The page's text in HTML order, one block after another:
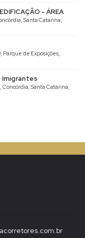
- ÁREA
Santa Catarina,
Parque de Exposições,
Imigrantes
Santa Catarina,